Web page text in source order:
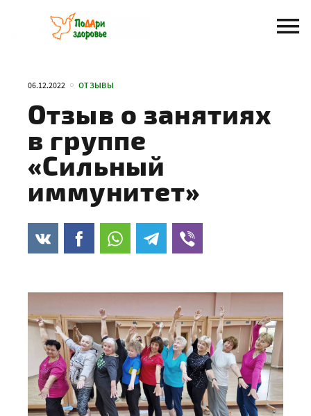
содержанию
06.12.2022 ОТЗЫВЫ
Отзыв о занятиях
в группе
«Сильный
иммунитет»